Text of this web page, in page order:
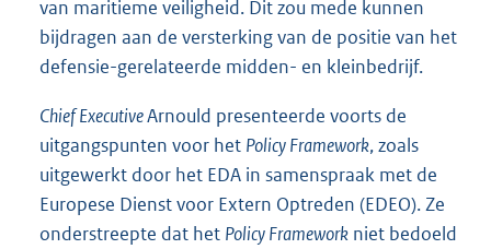
van maritieme veiligheid. Dit zou mede kunnen
bijdragen aan de versterking van de positie van het
defensie-gerelateerde midden- en kleinbedrijf.
Chief ExecutiveArnould presenteerde voorts de
uitgangspunten voor het Policy Framework, zoals
uitgewerkt door het EDA in samenspraak met de
Europese Dienst voor Extern Optreden (EDEO). Ze
onderstreepte dat het Policy Framework niet bedoeld